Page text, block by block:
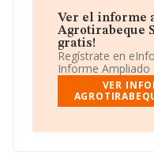
Registro Mercantil
actividad CNAE es
tubérculos' con código
actividad en mercados
No ha habido
empleados con
datos disponibles en
media de sector.
Ver el informe
Agrotirabeque
gratis!
Regístrate en
Informe Ampliado
VER